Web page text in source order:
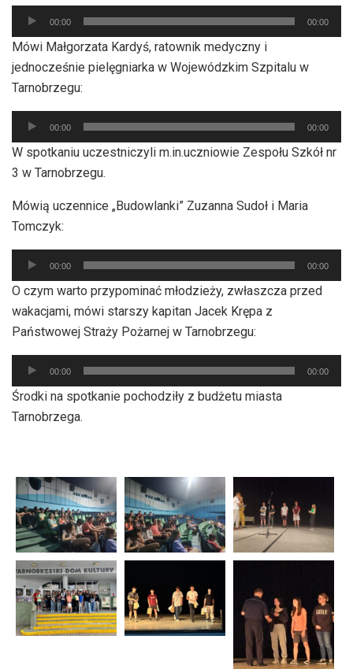
Odtwarzacz
plików
dźwiękowych
00:00 00:00
Mówi Małgorzata Kardyś, ratownik medyczny i
jednocześnie pielęgniarka w Wojewódzkim Szpitalu w
Tarnobrzegu:
Odtwarzacz
plików
dźwiękowych
00:00 00:00
W spotkaniu uczestniczyli m.in.uczniowie Zespołu Szkół nr
3 w Tarnobrzegu.
Mówią uczennice „Budowlanki” Zuzanna Sudoł i Maria
Tomczyk:
Odtwarzacz
plików
dźwiękowych
00:00 00:00
O czym warto przypominać młodzieży, zwłaszcza przed
wakacjami, mówi starszy kapitan Jacek Krępa z
Państwowej Straży Pożarnej w Tarnobrzegu:
Odtwarzacz
plików
dźwiękowych
00:00 00:00
Środki na spotkanie pochodziły z budżetu miasta
Tarnobrzega.